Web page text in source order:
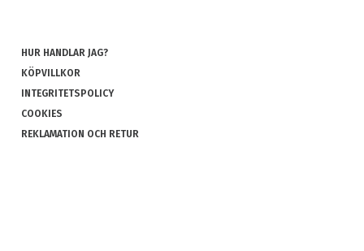
HUR HANDLAR JAG?
KÖPVILLKOR
INTEGRITETSPOLICY
COOKIES
REKLAMATION OCH RETUR